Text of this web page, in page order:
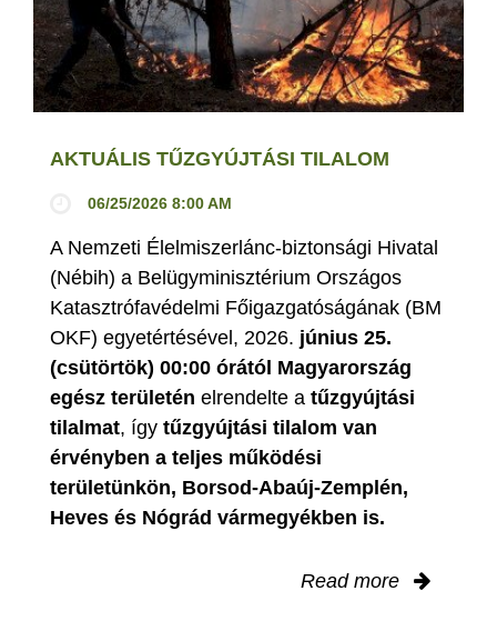
AKTUÁLIS TŰZGYÚJTÁSI TILALOM
06/25/2026 8:00 AM
A Nemzeti Élelmiszerlánc-biztonsági Hivatal
(Nébih) a Belügyminisztérium Országos
Katasztrófavédelmi Főigazgatóságának (BM
OKF) egyetértésével, 2026. június 25.
(csütörtök) 00:00 órától Magyarország
egész területén elrendelte a tűzgyújtási
tilalmat, így tűzgyújtási tilalom van
érvényben a teljes működési
területünkön, Borsod-Abaúj-Zemplén,
Heves és Nógrád vármegyékben is.
Read more